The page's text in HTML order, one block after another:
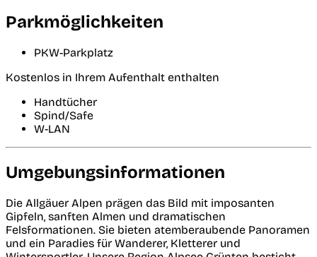
Parkmöglichkeiten
PKW-Parkplatz
Kostenlos in Ihrem Aufenthalt enthalten
Handtücher
Spind/Safe
W-LAN
Umgebungsinformationen
Die Allgäuer Alpen prägen das Bild mit imposanten
Gipfeln, sanften Almen und dramatischen
Felsformationen. Sie bieten atemberaubende Panoramen
und ein Paradies für Wanderer, Kletterer und